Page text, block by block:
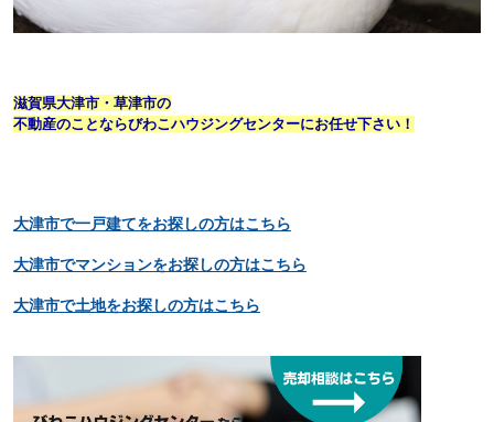
滋賀県大津市・草津市の
不動産のことならびわこハウジングセンターにお任せ下さい！
大津市で一戸建てをお探しの方はこちら
大津市でマンションをお探しの方はこちら
大津市で土地をお探しの方はこちら